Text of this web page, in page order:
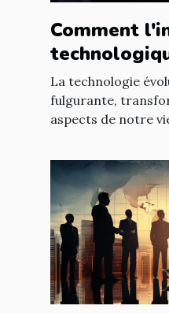
Comment
les
mondiale
La technologie
fulgurante,
aspects de notre